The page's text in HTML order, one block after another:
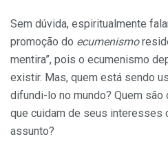
Sem dúvida, espiritualmente
promoção do ecumenismo
mentira”, pois o ecumenismo
existir. Mas, quem está sendo
difundi-lo no mundo? Quem
que cuidam de seus interesses
assunto?